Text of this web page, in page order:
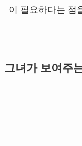
이 필요하다는 점
그녀가 보여주